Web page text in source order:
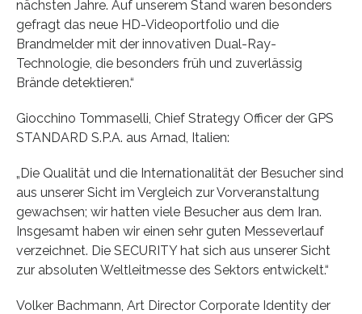
nächsten Jahre. Auf unserem Stand waren besonders
gefragt das neue HD-Videoportfolio und die
Brandmelder mit der innovativen Dual-Ray-
Technologie, die besonders früh und zuverlässig
Brände detektieren.“
Giocchino Tommaselli, Chief Strategy Officer der GPS
STANDARD S.P.A. aus Arnad, Italien:
„Die Qualität und die Internationalität der Besucher sind
aus unserer Sicht im Vergleich zur Vorveranstaltung
gewachsen; wir hatten viele Besucher aus dem Iran.
Insgesamt haben wir einen sehr guten Messeverlauf
verzeichnet. Die SECURITY hat sich aus unserer Sicht
zur absoluten Weltleitmesse des Sektors entwickelt.“
Volker Bachmann, Art Director Corporate Identity der